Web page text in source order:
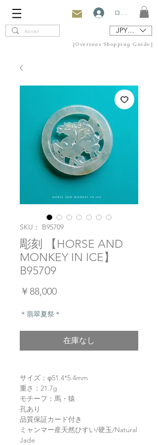
ログイン
JPY (¥)
[Overseas Shopping Guide]
SKU： B95709
彫刻 【HORSE AND
MONKEY IN ICE】
B95709
￥88,000価
＊翡翠夏祭＊
在庫なし
サイズ：φ51.4*5.4mm
重さ：21.7g
モチーフ：馬・猿
孔あり
品質保証カード付き
ミャンマー産天然ひすい/硬玉/Natural
Jade